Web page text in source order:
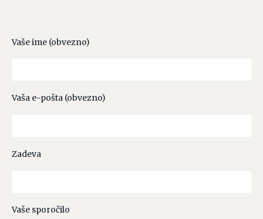
Vaše ime (obvezno)
Vaša e-pošta (obvezno)
Zadeva
Vaše sporočilo